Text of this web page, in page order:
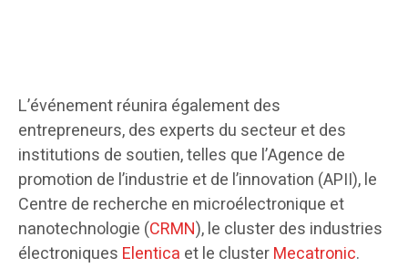
L’événement réunira également des
entrepreneurs, des experts du secteur et des
institutions de soutien, telles que l’Agence de
promotion de l’industrie et de l’innovation (APII), le
Centre de recherche en microélectronique et
nanotechnologie (CRMN), le cluster des industries
électroniques Elentica et le clusterMecatronic.